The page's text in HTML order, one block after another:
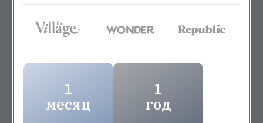
1
месяц
1
год